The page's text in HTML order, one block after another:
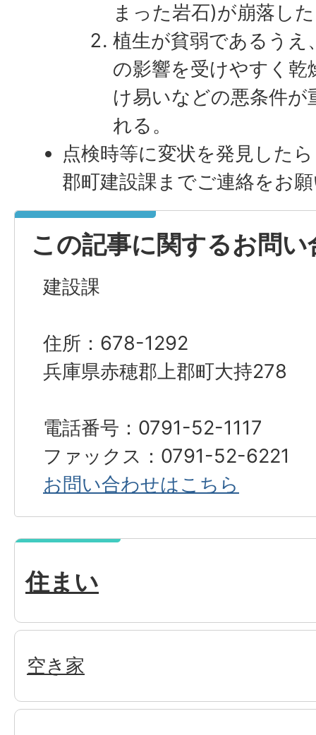
まった岩石)が崩落し
植生が貧弱であるうえ
の影響を受けやすく乾
け易いなどの悪条件
れる。
点検時等に変状を発見したら
郡町建設課までご連絡をお
この記事に関するお問い
建設課
住所：678-1292
兵庫県赤穂郡上郡町大持278
電話番号：0791-52-1117
ファックス：0791-52-6221
お問い合わせはこちら
住まい
空き家